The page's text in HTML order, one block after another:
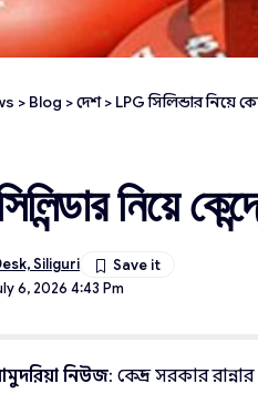
> Blog >দেশ> LPG সিলিন্ডার নিয়ে
নিয়ে
6, 2026 4:43 Pm
Siliguri
নিউজ: কেন্দ্র সরকার